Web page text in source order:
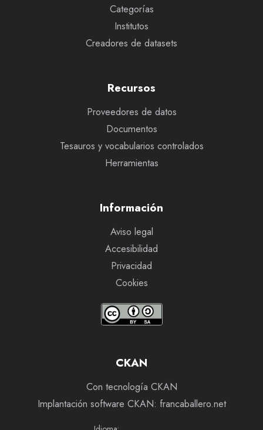
Categorías
Institutos
Creadores de datasets
Recursos
Proveedores de datos
Documentos
Tesauros y vocabularios controlados
Herramientas
Información
Aviso legal
Accesibilidad
Privacidad
Cookies
CKAN
Con tecnología CKAN
Implantación software CKAN: francaballero.net